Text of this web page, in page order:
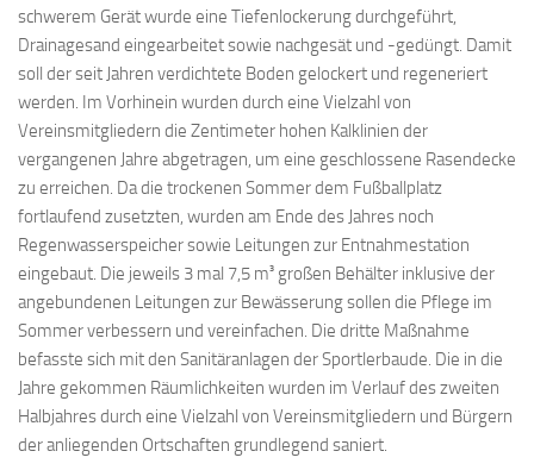
schwerem Gerät wurde eine Tiefenlockerung durchgeführt,
Drainagesand eingearbeitet sowie nachgesät und -gedüngt. Damit
soll der seit Jahren verdichtete Boden gelockert und regeneriert
werden. Im Vorhinein wurden durch eine Vielzahl von
Vereinsmitgliedern die Zentimeter hohen Kalklinien der
vergangenen Jahre abgetragen, um eine geschlossene Rasendecke
zu erreichen. Da die trockenen Sommer dem Fußballplatz
fortlaufend zusetzten, wurden am Ende des Jahres noch
Regenwasserspeicher sowie Leitungen zur Entnahmestation
eingebaut. Die jeweils 3 mal 7,5 m³ großen Behälter inklusive der
angebundenen Leitungen zur Bewässerung sollen die Pflege im
Sommer verbessern und vereinfachen. Die dritte Maßnahme
befasste sich mit den Sanitäranlagen der Sportlerbaude. Die in die
Jahre gekommen Räumlichkeiten wurden im Verlauf des zweiten
Halbjahres durch eine Vielzahl von Vereinsmitgliedern und Bürgern
der anliegenden Ortschaften grundlegend saniert.